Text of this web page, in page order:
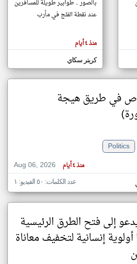
تغيير الدولة
مصادر الأخبار من اليمن
اخبار اليمن على مدار الساعة
أهم اخبار اليمن العاجلة والمباشرة
بالصور .. طوابير طويلة للمسافرين
عند نقطة الفلج في مأرب
منذ ٤ أيام
كريتر سكاي
في طريق هيجة
Politics
Aug 06, 2026
منذ ٤ أيام
عدد الكلمات: ٥٠ الفيديو: ١
إلى فتح الطرق الرئيسية
أولوية إنسانية لتخفيف معاناة
klyoum.com